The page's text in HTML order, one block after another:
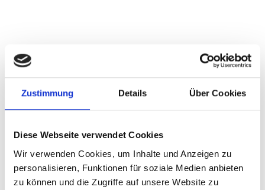
Zustimmung Details Über Cookies
Diese Webseite verwendet Cookies
Wir verwenden Cookies, um Inhalte und Anzeigen zu
personalisieren, Funktionen für soziale Medien anbieten
zu können und die Zugriffe auf unsere Website zu
Weitere interessante Links